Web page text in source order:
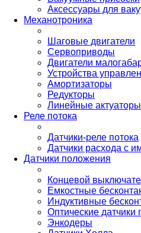
Аксессуары для
Механотроника
Шаговые двигатели
Сервоприводы
Двигатели
Устройства
Амортизаторы
Редукторы
Линейные актуаторы
Реле потока
Датчики-реле потока
Датчики расхода с
Датчики положения
Концевой
Емкостные
Индуктивные
Оптические датчики
Энкодеры